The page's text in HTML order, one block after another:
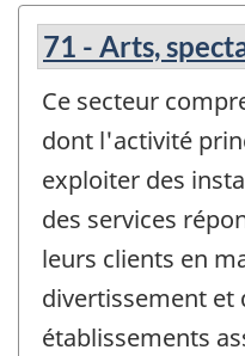
71 - Arts,
Ce secteur
dont l'activité
exploiter des
des services
leurs clients en
divertissement et
établissements